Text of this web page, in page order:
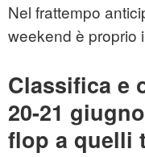
Nel frattempo
weekend è proprio
Classifica e
20-21
flop a quelli